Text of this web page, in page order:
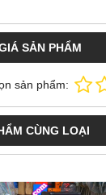
SẢN PHẨM
sản phẩm:
CÙNG LOẠI